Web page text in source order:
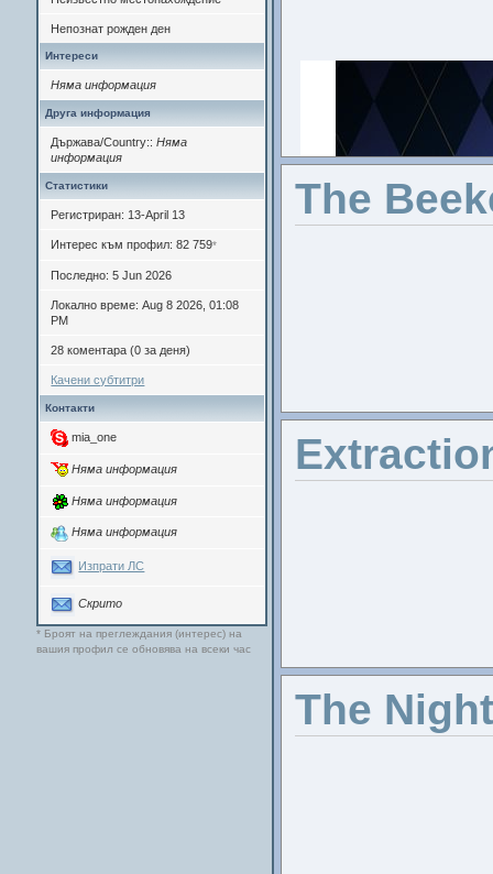
Непознат рожден ден
Интереси
Няма информация
Друга информация
Държава/Country::Няма
информация
Статистики
Регистриран: 13-April 13
Интерес към профил: 82 759*
Последно: 5 Jun 2026
Локално време: Aug 8 2026, 01:08
PM
28 коментара (0 за деня)
Качени субтитри
Контакти
mia_one
Няма информация
Няма информация
Няма информация
Изпрати ЛС
Скрито
* Броят на преглеждания (интерес) на
вашия профил се обновява на всеки час
The
The